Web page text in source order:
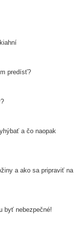
predísť?
a čo naopak
a ako sa pripraviť na
byť nebezpečné!